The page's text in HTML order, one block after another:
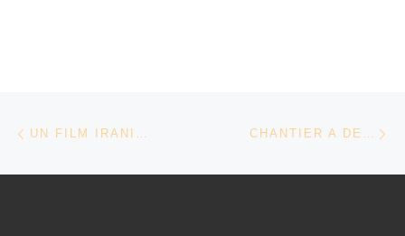
Parcourir les articles
UN FILM IRANIEN DE YASSINE EL IDRISSI CHANTIER A DE TAREK SAMI, LUCIE DÈCHE ET KARIM LOUALICHE